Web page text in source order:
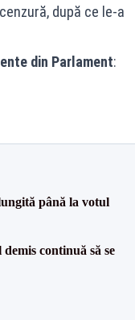
după ce le-a
din Parlament:
până la votul
continuă să se